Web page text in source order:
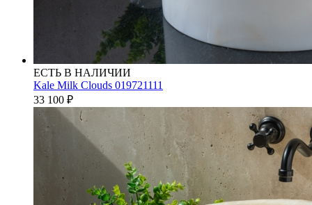
ЕСТЬ В НАЛИЧИИ
Kale Milk Clouds 019721111
33 100 ₽